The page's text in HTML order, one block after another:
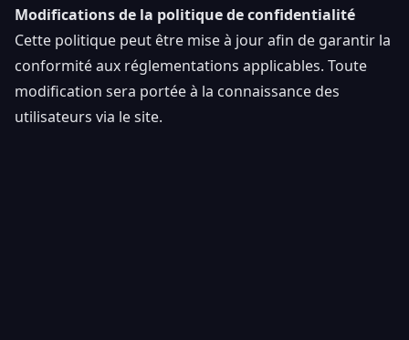
Modifications de la politique de confidentialité
Cette politique peut être mise à jour afin de garantir la
conformité aux réglementations applicables. Toute
modification sera portée à la connaissance des
utilisateurs via le site.